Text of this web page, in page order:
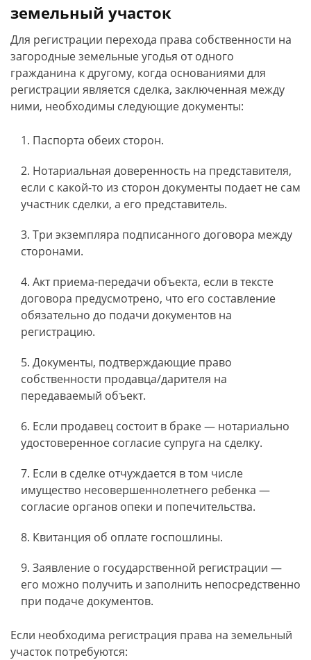
земельный участок
Для регистрации перехода права собственности на
загородные земельные угодья от одного
гражданина к другому, когда основаниями для
регистрации является сделка, заключенная между
ними, необходимы следующие документы:
Паспорта обеих сторон.
Нотариальная доверенность на представителя,
если с какой-то из сторон документы подает не сам
участник сделки, а его представитель.
Три экземпляра подписанного договора между
сторонами.
Акт приема-передачи объекта, если в тексте
договора предусмотрено, что его составление
обязательно до подачи документов на
регистрацию.
Документы, подтверждающие право
собственности продавца/дарителя на
передаваемый объект.
Если продавец состоит в браке — нотариально
удостоверенное согласие супруга на сделку.
Если в сделке отчуждается в том числе
имущество несовершеннолетнего ребенка —
согласие органов опеки и попечительства.
Квитанция об оплате госпошлины.
Заявление о государственной регистрации —
его можно получить и заполнить непосредственно
при подаче документов.
Если необходима регистрация права на земельный
участок потребуются: